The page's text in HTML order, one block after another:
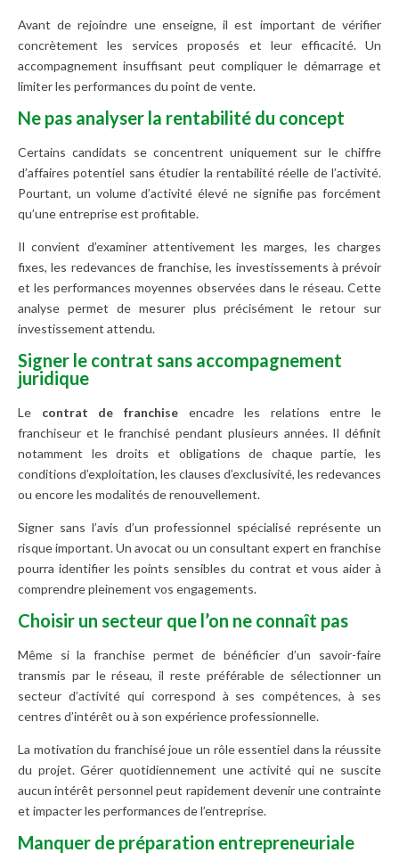
Avant de rejoindre une enseigne, il est important de vérifier
concrètement les services proposés et leur efficacité. Un
accompagnement insuffisant peut compliquer le démarrage et
limiter les performances du point de vente.
Ne pas analyser la rentabilité du concept
Certains candidats se concentrent uniquement sur le chiffre
d’affaires potentiel sans étudier la rentabilité réelle de l’activité.
Pourtant, un volume d’activité élevé ne signifie pas forcément
qu’une entreprise est profitable.
Il convient d’examiner attentivement les marges, les charges
fixes, les redevances de franchise, les investissements à prévoir
et les performances moyennes observées dans le réseau. Cette
analyse permet de mesurer plus précisément le retour sur
investissement attendu.
Signer le contrat sans accompagnement
juridique
Le contrat de franchiseencadre les relations entre le
franchiseur et le franchisé pendant plusieurs années. Il définit
notamment les droits et obligations de chaque partie, les
conditions d’exploitation, les clauses d’exclusivité, les redevances
ou encore les modalités de renouvellement.
Signer sans l’avis d’un professionnel spécialisé représente un
risque important. Un avocat ou un consultant expert en franchise
pourra identifier les points sensibles du contrat et vous aider à
comprendre pleinement vos engagements.
Choisir un secteur que l’on ne connaît pas
Même si la franchise permet de bénéficier d’un savoir-faire
transmis par le réseau, il reste préférable de sélectionner un
secteur d’activité qui correspond à ses compétences, à ses
centres d’intérêt ou à son expérience professionnelle.
La motivation du franchisé joue un rôle essentiel dans la réussite
du projet. Gérer quotidiennement une activité qui ne suscite
aucun intérêt personnel peut rapidement devenir une contrainte
et impacter les performances de l’entreprise.
Manquer de préparation entrepreneuriale